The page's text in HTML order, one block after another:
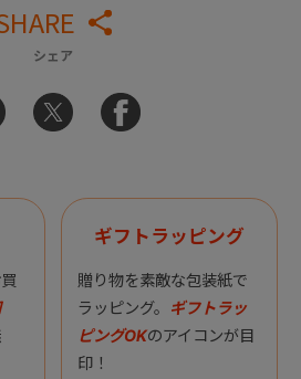
シェア
ギフトラッピング
贈り物を素敵な包装紙で
ラッピング。 ギフトラッ
ピングOKのアイコンが目
印！